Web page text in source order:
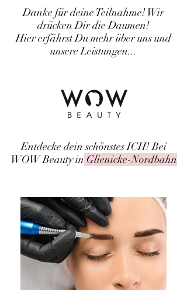
Danke für deine Teilnahme! Wir
drücken Dir die Daumen!
Hier erfährst Du mehr über uns und
unsere Leistungen...
Entdecke dein schönstes ICH! Bei
WOW Beauty in Glienicke-Nordbahn